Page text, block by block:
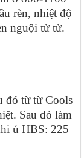
rèn, nhiệt độ
nguội từ từ.
đó từ từ Cools
Sau đó làm
ủ HBS: 225